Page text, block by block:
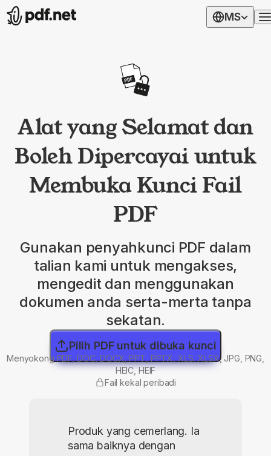
MS
Alat yang Selamat dan
Boleh Dipercayai untuk
Membuka Kunci Fail
PDF
Gunakan penyahkunci PDF dalam
talian kami untuk mengakses,
mengedit dan menggunakan
dokumen anda serta-merta tanpa
sekatan.
Pilih PDF untuk dibuka kunci
Menyokong PDF, DOC, DOCX, PPT, PPTX, XLS, XLSX, JPG, PNG,
HEIC, HEIF
Fail kekal peribadi
Produk yang cemerlang. Ia
sama baiknya dengan